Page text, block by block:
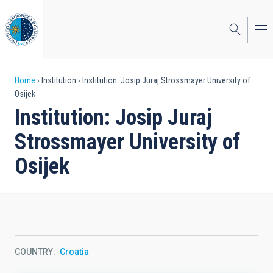
to
main
content
Breadcrumb
Home Institution
Institution: Josip Juraj Strossmayer University of
Osijek
Institution: Josip Juraj
Strossmayer University of
Osijek
COUNTRY Croatia